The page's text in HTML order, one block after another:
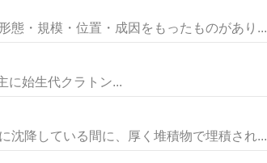
態・規模・位置・成因をもったものがあり...
に始生代クラトン...
沈降している間に、厚く堆積物で埋積され...